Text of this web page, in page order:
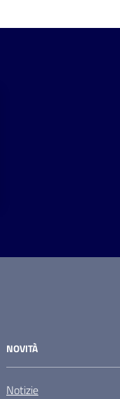
NOVITÀ
Notizie